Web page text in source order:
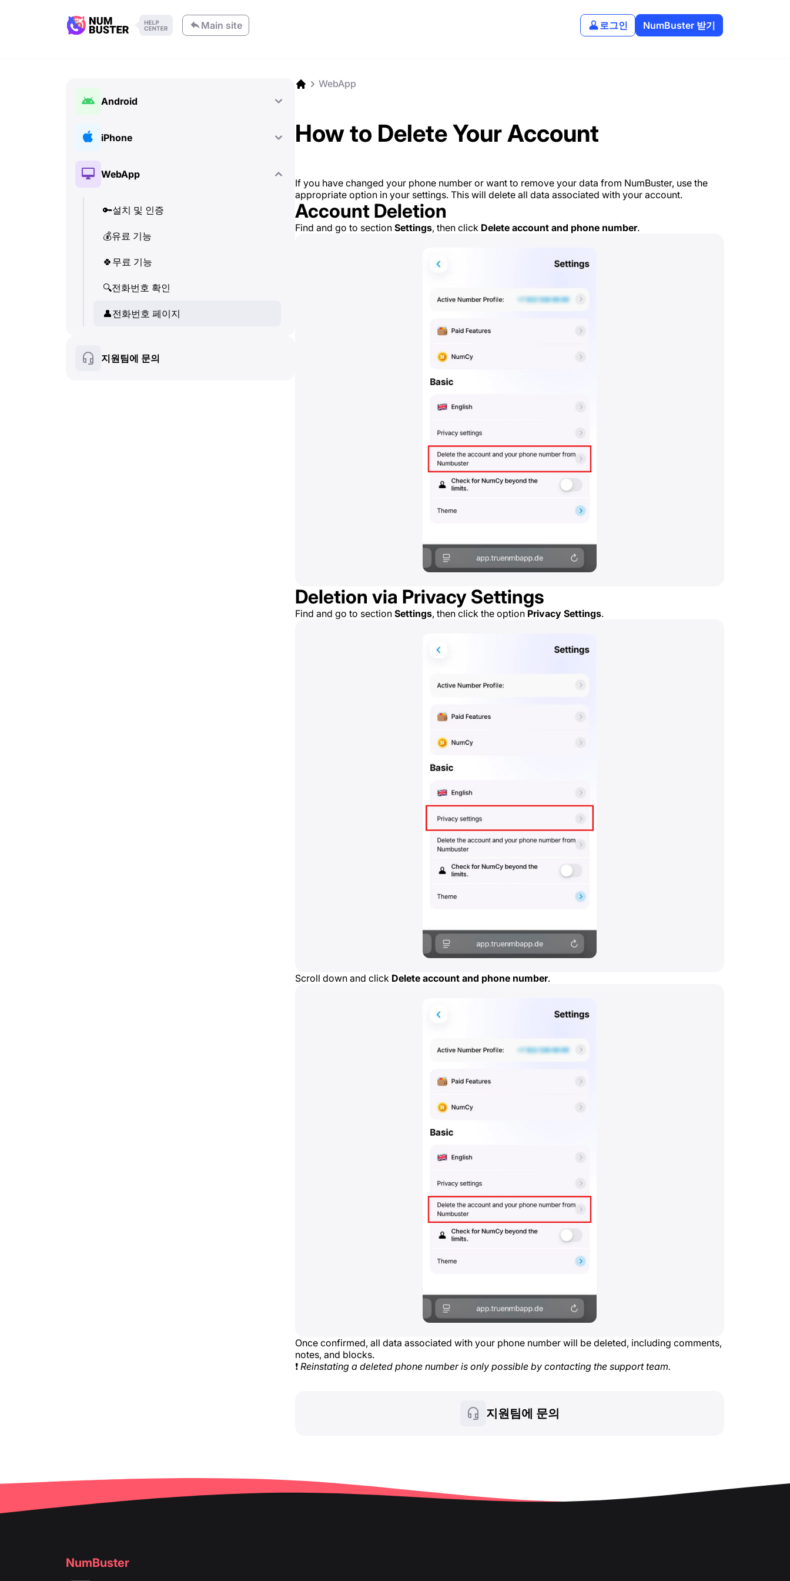
Main site 로그인 NumBuster 받기
Android
🔑
📞통화 및 발신자 정보
💬SMS (텍스트 메시지)
🔍 전화번호 확인
👤전화번호 페이지
🛍️ 상품·서비스 카드
iPhone
🔑 설치 및 인증
WebApp
🔑설치 및 인증
💰유료 기능
🍀 무료 기능
🔍전화번호 확인
👤전화번호 페이지
지원팀에 문의
WebApp
How to Delete Your Account
If you have changed your phone number or want to remove your data from NumBuster, use the
appropriate option in your settings. This will delete all data associated with your account.
Account Deletion
Find and go to section Settings, then click Delete account and phone number.
Deletion via Privacy Settings
Find and go to section Settings, then click the option Privacy Settings.
Scroll down and click Delete account and phone number.
Once confirmed, all data associated with your phone number will be deleted, including comments,
notes, and blocks.
❗ Reinstating a deleted phone number is only possible by contacting the support team.
지원팀에 문의
NumBuster